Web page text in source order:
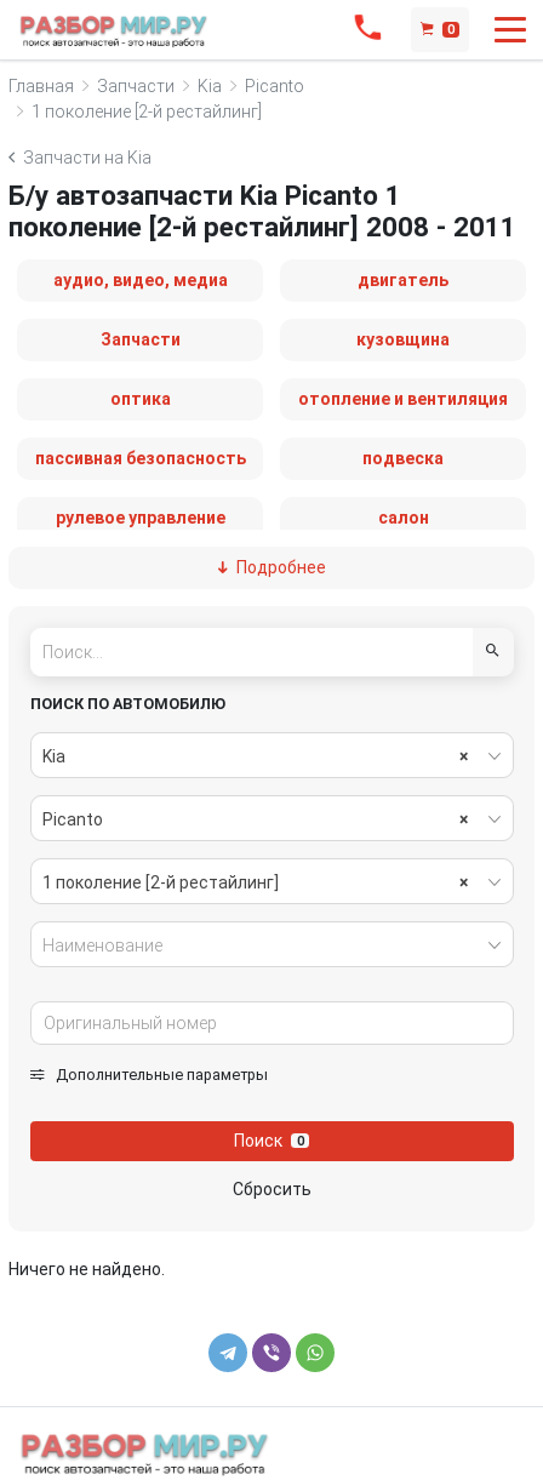
0
Главная Запчасти Kia
Picanto
1 поколение [2-й рестайлинг]
Запчасти на Kia
Б/у автозапчасти Kia Picanto 1
поколение [2-й рестайлинг] 2008 - 2011
аудио, видео, медиа двигатель
Запчасти кузовщина
оптика отопление и вентиляция
пассивная безопасность подвеска
рулевое управление салон
система охлаждения
тормозная система
Подробнее
ПОИСК ПО АВТОМОБИЛЮ
×
Kia
×
Picanto
×
1 поколение [2-й рестайлинг]
Наименование
Дополнительные параметры
Поиск 0
Сбросить
Ничего не найдено.